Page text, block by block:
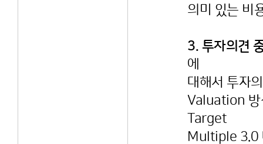
의미 있는 비
3. 투자의견
에
대해서 투자
Valuation 방
Target
Multiple 3.0